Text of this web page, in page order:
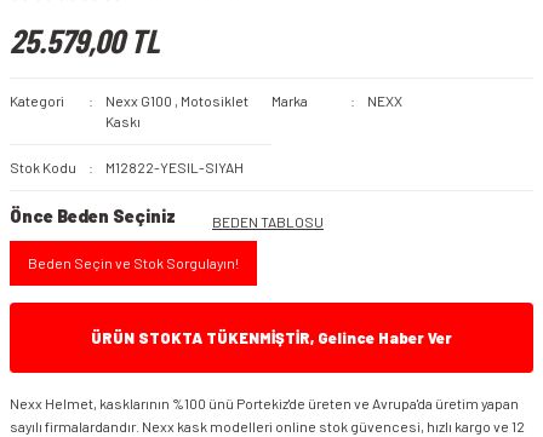
25.579,00 TL
Kategori Nexx G100 , Motosiklet
Kaskı
Marka NEXX
Stok Kodu M12822-YESIL-SIYAH
Önce Beden Seçiniz BEDEN TABLOSU
Beden Seçin ve Stok Sorgulayın!
ÜRÜN STOKTA TÜKENMİŞTİR, Gelince Haber Ver
Nexx Helmet, kasklarının %100 ünü Portekiz'de üreten ve Avrupa'da üretim yapan
sayılı firmalardandır. Nexx kask modelleri online stok güvencesi, hızlı kargo ve 12